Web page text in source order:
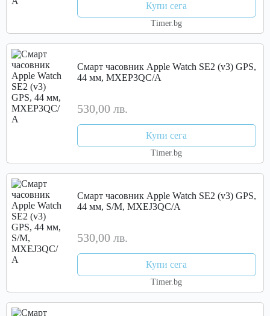
Купи сега
Timer.bg
Смарт часовник Apple Watch SE2 (v3) GPS,
44 мм, MXEP3QC/A
530,00 лв.
Купи сега
Timer.bg
Смарт часовник Apple Watch SE2 (v3) GPS,
44 мм, S/M, MXEJ3QC/A
530,00 лв.
Купи сега
Timer.bg